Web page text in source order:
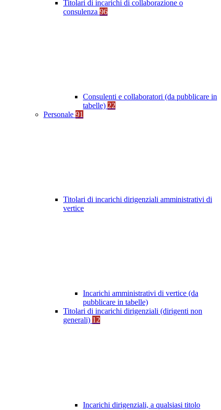
Titolari di incarichi di collaborazione o
consulenza 96
Consulenti e collaboratori (da pubblicare in
tabelle) 22
Personale 91
Titolari di incarichi dirigenziali amministrativi di
vertice
Incarichi amministrativi di vertice (da
pubblicare in tabelle)
Titolari di incarichi dirigenziali (dirigenti non
generali) 12
Incarichi dirigenziali, a qualsiasi titolo